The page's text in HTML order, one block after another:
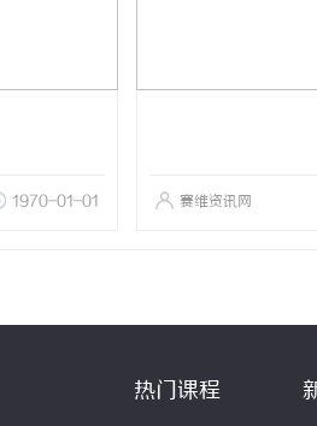
1970-01-01 赛维资讯网
热门课程